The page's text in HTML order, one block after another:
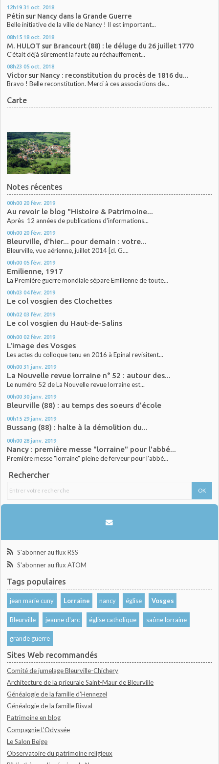
12h19 31 oct. 2018
Pétin sur Nancy dans la Grande Guerre
Belle initiative de la ville de Nancy ! Il est important...
08h15 18 oct. 2018
M. HULOT sur Brancourt (88) : le déluge du 26 juillet 1770
C'était déjà sûrement la faute au réchauffement...
08h23 05 oct. 2018
Victorsur Nancy : reconstitution du procès de 1816 du...
Bravo ! Belle reconstitution. Merci à ces associations de...
Carte
Notes récentes
00h00 20 févr. 2019
Au revoir le blog "Histoire & Patrimoine...
Après 12 années de publications d'informations...
00h00 20 févr. 2019
Bleurville, d'hier... pour demain : votre...
Bleurville, vue aérienne, juillet 2014 [cl. G....
00h00 05 févr. 2019
Emilienne, 1917
La Première guerre mondiale sépare Emilienne de toute...
00h03 04 févr. 2019
Le col vosgien des Clochettes
00h02 03 févr. 2019
Le col vosgien du Haut-de-Salins
00h00 02 févr. 2019
L'image des Vosges
Les actes du colloque tenu en 2016 à Epinal revisitent...
00h00 31 janv. 2019
La Nouvelle revue lorraine n° 52 : autour des...
Le numéro 52 de La Nouvelle revue lorraine est...
00h00 30 janv. 2019
Bleurville (88) : au temps des soeurs d'école
00h15 29 janv. 2019
Bussang (88) : halte à la démolition du...
00h00 28 janv. 2019
Nancy : première messe "lorraine" pour l'abbé...
Première messe "lorraine" pleine de ferveur pour l'abbé...
Rechercher
S'abonner au flux RSS
S'abonner au flux ATOM
Tags populaires
jean marie cuny Lorraine nancy église Vosges
Bleurville jeanne d'arc église catholique saône lorraine
grande guerre
Sites Web recommandés
Comité de jumelage Bleurville-Chichery
Architecture de la prieurale Saint-Maur de Bleurville
Généalogie de la famille d'Hennezel
Généalogie de la famille Bisval
Patrimoine en blog
Compagnie L'Odyssée
Le Salon Beige
Observatoire du patrimoine religieux